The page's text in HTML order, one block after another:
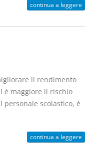
continua a leggere
il rendimento
è maggiore il rischio
personale scolastico, è
continua a leggere